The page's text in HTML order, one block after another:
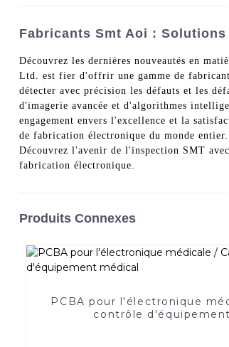
Fabricants Smt Aoi :
Découvrez les dernières nouveautés en
Ltd. est fier d'offrir une gamme de
détecter avec précision les défauts et les
d'imagerie avancée et d'algorithmes
engagement envers l'excellence et la
de fabrication électronique du monde
Découvrez l'avenir de l'inspection SMT
fabrication électronique.
Produits Connexes
PCBA pour l'électronique
contrôle